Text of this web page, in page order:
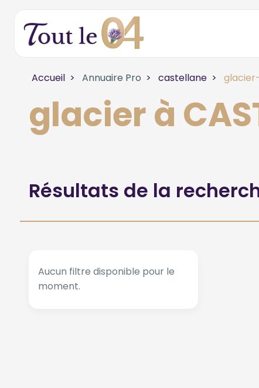
Accueil Annuaire Pro castellane
glacier à
Résultats de la
Aucun filtre disponible pour le
moment.